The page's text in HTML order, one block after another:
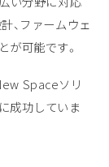
、ファームウェ
可能です。
Spaceソリ
成功していま